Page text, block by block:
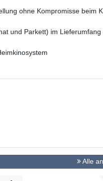
ohne Kompromisse beim
und Parkett) im Lieferumfang
Alle